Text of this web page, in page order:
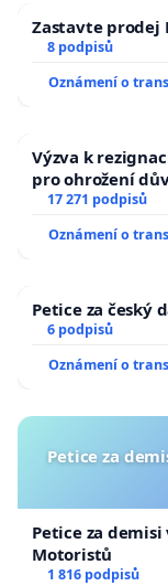
Zastavte prodej
8 podpisů
Oznámení o
Výzva k
pro ohrožení
17 271 podpisů
Oznámení o
Petice za český
6 podpisů
Oznámení o
Petice za
Petice za demisi
Motoristů
1 816 podpisů